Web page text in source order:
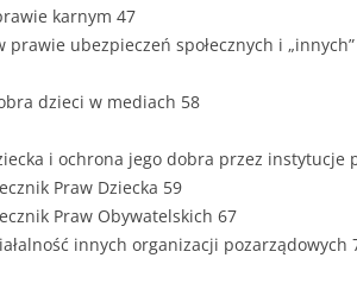
PSYCHOLOGIA
RESOCJALIZACJA
ROLNICTWO
karnym 47
prawie ubezpieczeń społecznych i
dzieci w mediach 58
i ochrona jego dobra przez instytucje
Praw Dziecka 59
Praw Obywatelskich 67
innych organizacji pozarządowych